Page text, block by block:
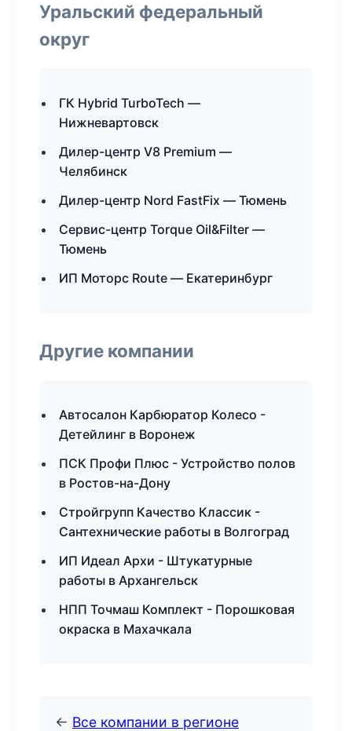
Уральский федеральный
округ
ГК Hybrid TurboTech —
Нижневартовск
Дилер-центр V8 Premium —
Челябинск
Дилер-центр Nord FastFix — Тюмень
Сервис-центр Torque Oil&Filter —
Тюмень
ИП Моторс Route — Екатеринбург
Другие компании
Автосалон Карбюратор Колесо -
Детейлинг в Воронеж
ПСК Профи Плюс - Устройство полов
в Ростов-на-Дону
Стройгрупп Качество Классик -
Сантехнические работы в Волгоград
ИП Идеал Архи - Штукатурные
работы в Архангельск
НПП Точмаш Комплект - Порошковая
окраска в Махачкала
← Все компании в регионе